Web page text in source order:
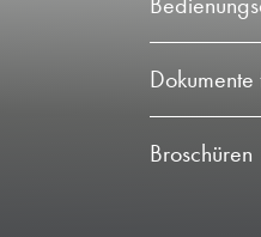
Broschüren